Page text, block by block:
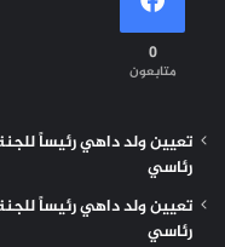
0
متابعون
تعيين ولد داهي رئيساً
رئاسي
تعيين ولد داهي رئيساً
رئاسي